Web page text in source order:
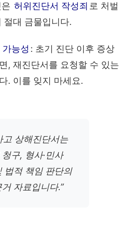
허위진단서 작성죄 로 처벌
절대 금물입니다.
능성 : 초기 진단 이후 증상
, 재진단서를 요청할 수 있는
. 이를 잊지 마세요.
고 상해진단서는
청구, 형사·민사
법적 책임 판단의
거 자료입니다.”